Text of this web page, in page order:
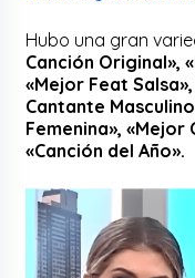
Hubo una gran
Canción Original»,
«Mejor Feat
Cantante
Femenina», «Mejor
«Canción del Año».